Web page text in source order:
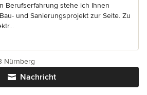
Berufserfahrung stehe ich Ihnen
und Sanierungsprojekt zur Seite. Zu
Nachricht
Nürnberg